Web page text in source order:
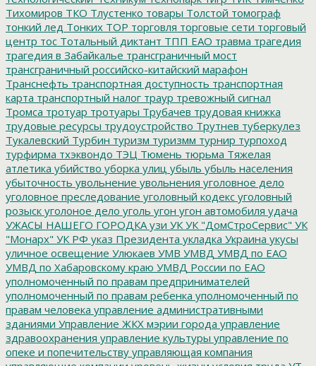
Тихомиров ТКО Тлустенко товары Толстой томограф
тонкий лед Тонких ТОР торговля торговые сети торговый
центр тос Тотальный диктант ТПП ЕАО травма трагедия
трагедия в Забайкалье трансграничный мост
трансграничный российско-китайский марафон
Транснефть транспортная доступность транспортная
карта транспортный налог траур тревожный сигнал
Тромса тротуар тротуары Трубачев трудовая книжка
трудовые ресурсы трудоустройство Трутнев туберкулез
Тукалевский Турбин туризм туризмм турнир турпоход
турфирма тхэквондо ТЭЦ Тюмень тюрьма Тяжелая
атлетика убийство уборка улиц убыль убыль населения
убыточность увольнение увольнения уголовное дело
уголовное преследование уголовный кодекс уголовный
розыск уголоное дело уголь угон угон автомобиля удача
УЖАСЫ НАШЕГО ГОРОДКА узи УК УК "ДомСтроСервис" УК
"Монарх" УК РФ указ Президента укладка Украина укусы
уличное освещение Улюкаев УМВ УМВД УМВД по ЕАО
УМВД по Хабаровскому краю УМВД России по ЕАО
уполномоченный по правам предпринимателей
уполномоченный по правам ребенка уполномоченный по
правам человека управление административными
зданиями Управление ЖКХ мэрии города управление
здравоохранения управление культуры управление по
опеке и попечительству управляющая компания